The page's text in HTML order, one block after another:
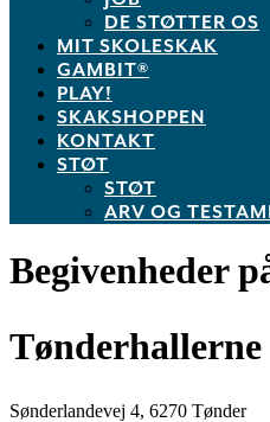
DE STØTTER OS
MIT SKOLESKAK
GAMBIT®
PLAY!
SKAKSHOPPEN
KONTAKT
STØT
STØT
ARV OG
Begivenheder
Tønderhallerne
Sønderlandevej 4, 6270 Tønder